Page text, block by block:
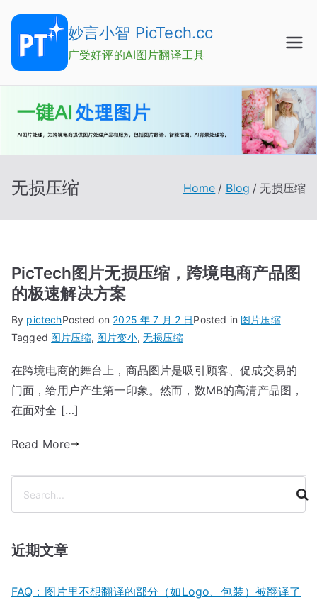
content
妙言小智 PicTech.cc
广受好评的AI图片翻译工具
无损压缩 Home Blog 无损压缩
PicTech图片无损压缩，跨境电商产品图
的极速解决方案
By pictechPosted on 2025 年 7 月 2 日Posted in 图片压缩
Tagged 图片压缩, 图片变小,无损压缩
在跨境电商的舞台上，商品图片是吸引顾客、促成交易的
门面，给用户产生第一印象。然而，数MB的高清产品图，
在面对全 […]
Read More
近期文章
FAQ：图片里不想翻译的部分（如Logo、包装）被翻译了